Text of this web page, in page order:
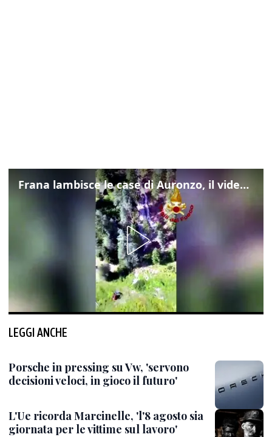
Frana lambisce le case di Auronzo, il video dall'elicottero dei vigili del fuoco
LEGGI ANCHE
Porsche in pressing su Vw, 'servono
decisioni veloci, in gioco il futuro'
L'Ue ricorda Marcinelle, 'l'8 agosto sia
giornata per le vittime sul lavoro'